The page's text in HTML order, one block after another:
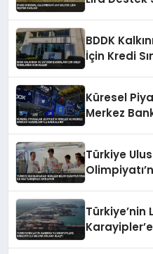
BDDK
İçin Kredi
Küresel
Merkez
Türkiye
Türkiye’nin